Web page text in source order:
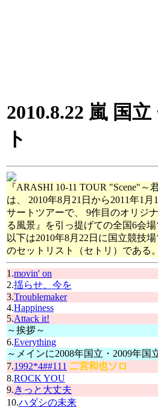
2010.8.22 嵐 国
ト
『ARASHI 10-11 TOUR "Scene"～
は、 2010年8月21日から2011年1
サートツアーで、 9作目のオリジ
る風景』を引っ提げての全国6会場
以下は2010年8月22日に国立競技
のセットリスト（セトリ）である。
1.movin' on
2.揺らせ、今を
3.Troublemaker
4.Happiness
5.Attack it!
～挨拶～
6.Everything
～メインに2008年国立・2009年国
7.1992*4##111 二宮和也ソロ
8.ROCK YOU
9.きっと大丈夫
10.ハダシの未来